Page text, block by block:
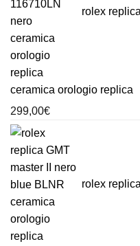
rolex
ceramica orologio replica
299,00€
rolex